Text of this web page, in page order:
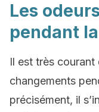
Les
pendant
Il est très courant
changements
précisément, il